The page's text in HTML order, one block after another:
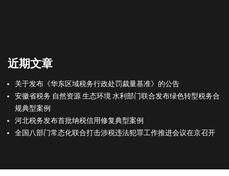
近期文章
关于发布《华东区域税务行政处罚裁量基准》的公告
安徽省税务 自然资源 生态环境 水利部门联合发布绿色转型税务合
规典型案例
河北税务发布首批纳税信用修复典型案例
全国八部门常态化联合打击涉税违法犯罪工作推进会议在京召开